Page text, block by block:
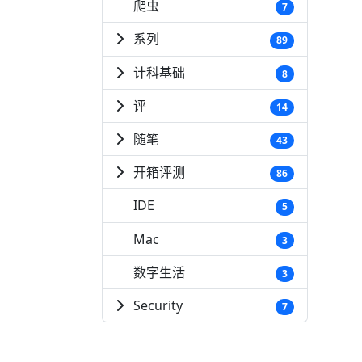
爬虫 7
系列 89
计科基础 8
评 14
随笔 43
开箱评测 86
IDE 5
Mac 3
数字生活 3
Security 7